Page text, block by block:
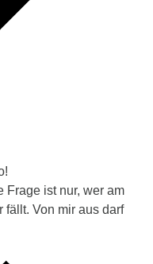
Frage ist nur, wer am
fällt. Von mir aus darf